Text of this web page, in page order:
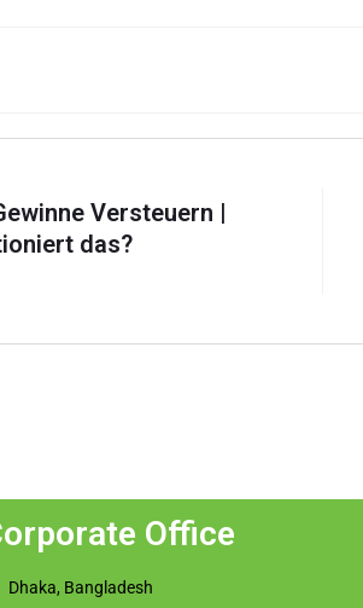
Versteuern |
das?
Office
Dhaka, Bangladesh